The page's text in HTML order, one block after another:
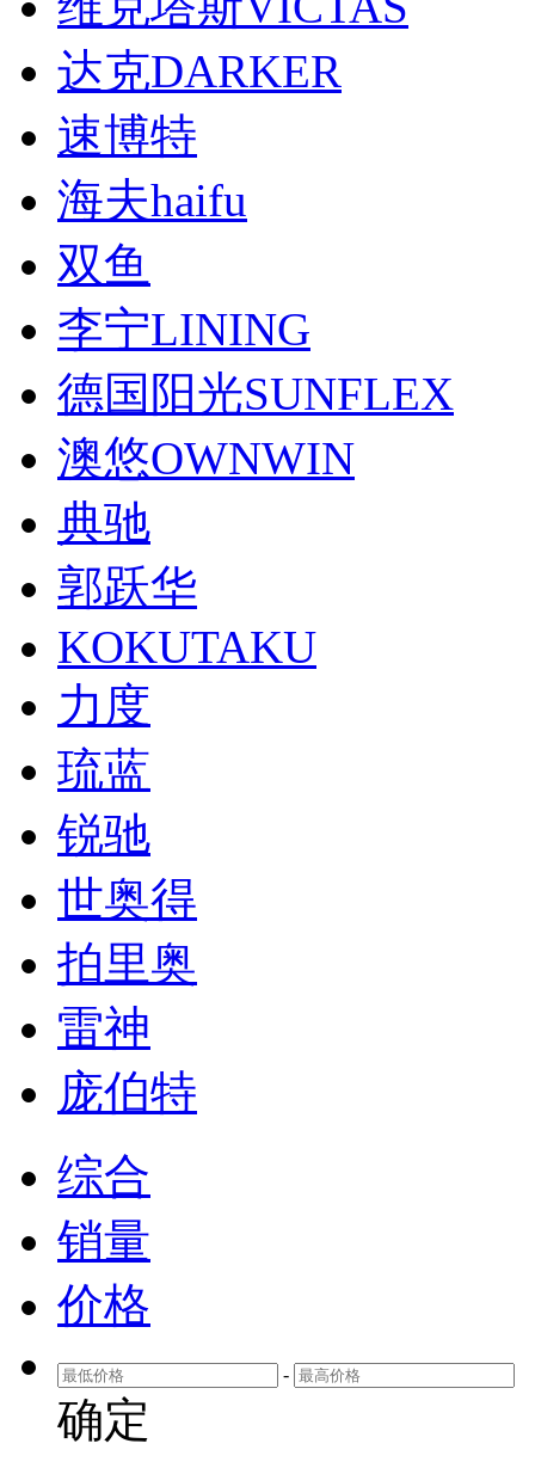
达克DARKER
速博特
海夫haifu
双鱼
李宁LINING
德国阳光SUNFLEX
澳悠OWNWIN
典驰
郭跃华
KOKUTAKU
力度
琉蓝
锐驰
世奥得
拍里奥
雷神
庞伯特
综合
销量
价格
-
确定